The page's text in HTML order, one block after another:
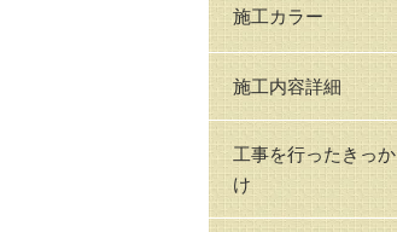
施工カラー
施工内容詳細
工事を行ったきっか
け